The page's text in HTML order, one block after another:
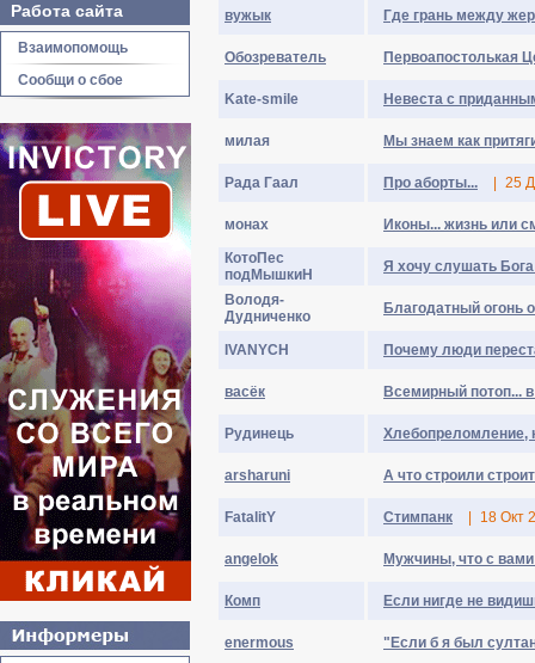
Работа сайта
Взаимопомощь
Сообщи о сбое
вужык Где грань между
Обозреватель Первоапостолькая
Kate-smile Невеста с
милая Мы знаем как
Рада Гаал Про аборты... 25
монах
Иконы... жизнь или
КотоПес
подМышкиН
Я хочу слушать
Boлoдя-
Дyдничeнкo
Благодатный огонь
IVANYCH Почему люди
васёк Всемирный потоп...
Рудинець Хлебопреломление,
arsharuni А что строили
FatalitY Стимпанк 18 Окт
angelok Мужчины, что с
Комп Если нигде не
enermous "Если б я был